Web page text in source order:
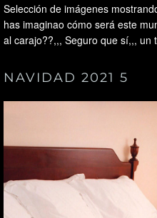
Selección de imágenes
has imaginao cómo será este
al carajo??,,, Seguro que sí,,, un
NAVIDAD 2021 5